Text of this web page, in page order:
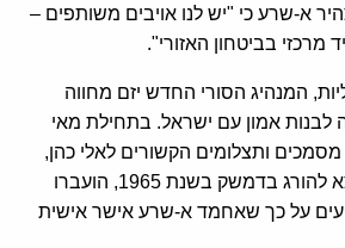
א-שרע כי "יש לנו אויבים משותפים –
מרכזי בביטחון האזורי".
המנהיג הסורי החדש יזם מחווה
לבנות אמון עם ישראל. בתחילת מאי
מסמכים ותצלומים הקשורים לאלי כהן,
המרגל הישראלי שהוצא להורג בדמשק בשנת 1965, הועברו
על כך שאחמד א-שרע אישר אישית